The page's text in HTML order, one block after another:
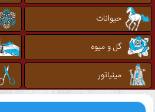
حیوانات
گل و میوه
مینیاتور